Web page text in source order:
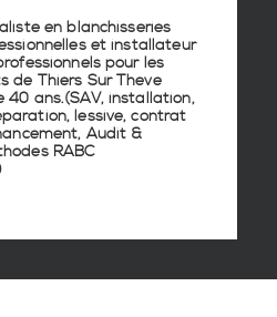
en blanchisseries
etinstallateur
pour les
de Thiers Sur Theve
40 ans.(SAV, installation,
lessive, contrat
Audit &
RABC